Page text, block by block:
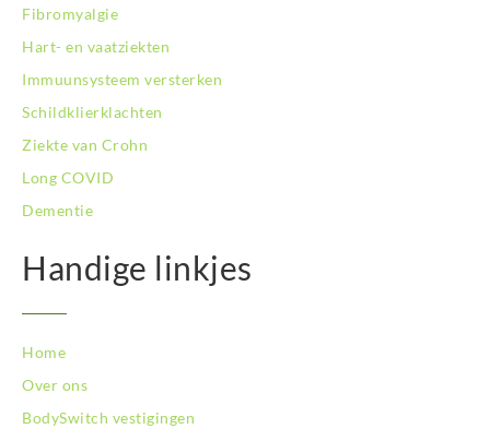
BodySwitch Schiedam
BodySwitch Son en Breugel
BodySwitch Tilburg
BodySwitch Utrecht
BodySwitch Veluwe
BodySwitch Venlo
BodySwitch Westland
BodySwitch Zaandam
BodySwitch Zuid-Kennemerland
BodySwitch Zuid-Limburg
BodySwitch Zwolle
Fibromyalgie
Hart- en vaatziekten
Immuunsysteem versterken
Schildklierklachten
Ziekte van Crohn
Long COVID
Dementie
Handige linkjes
Home
Over ons
BodySwitch vestigingen